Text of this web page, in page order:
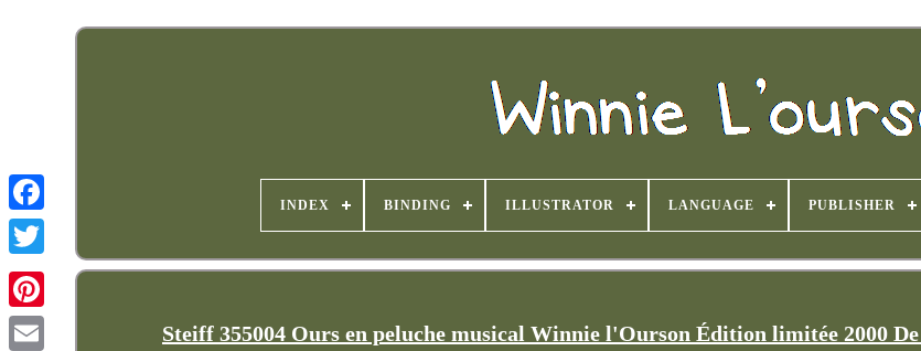
INDEX BINDING ILLUSTRATOR LANGUAGE PUBLISHER
Steiff 355004 Ours en peluche musical Winnie l'Ourson Édition limitée 2000